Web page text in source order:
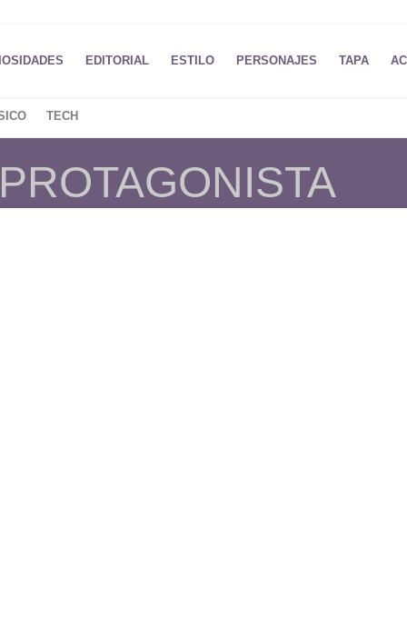
EDITORIAL ESTILO PERSONAJES TAPA
TECH